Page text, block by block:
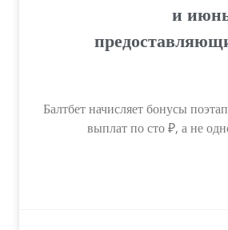
и
Балтбет начисляет бонусы
выплат по сто ₽, а не